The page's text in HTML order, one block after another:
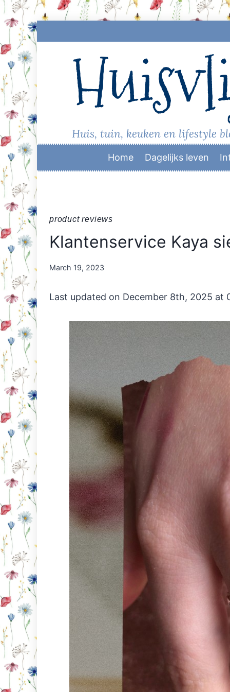
Skip
to
Huis, tuin, keuken en lifestyle
Home Dagelijks leven
product reviews
Klantenservice Kaya
By
March 19, 2023
Last updated on December 8th, 2025 at